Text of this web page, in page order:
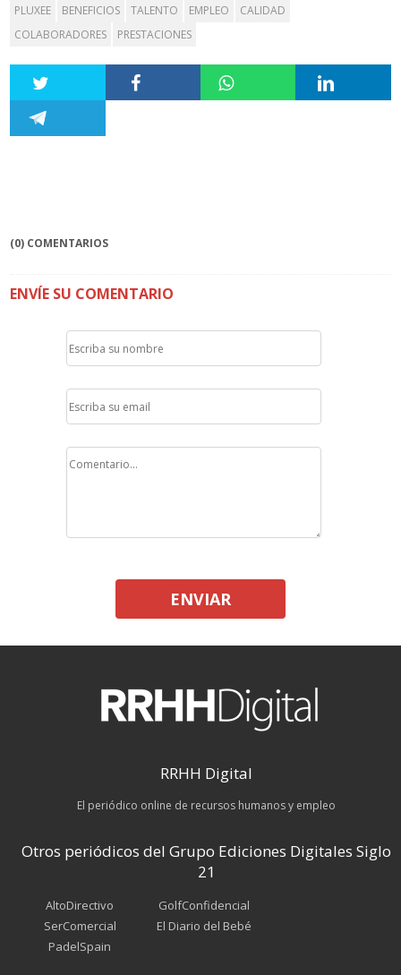
PLUXEE BENEFICIOS TALENTO EMPLEO
CALIDAD
COLABORADORES
PRESTACIONES
(0) COMENTARIOS
ENVÍE SU COMENTARIO
ENVIAR
RRHH Digital
El periódico online de recursos humanos y empleo
Otros periódicos del Grupo Ediciones Digitales Siglo
21
AltoDirectivo
SerComercial
PadelSpain
GolfConfidencial
El Diario del Bebé